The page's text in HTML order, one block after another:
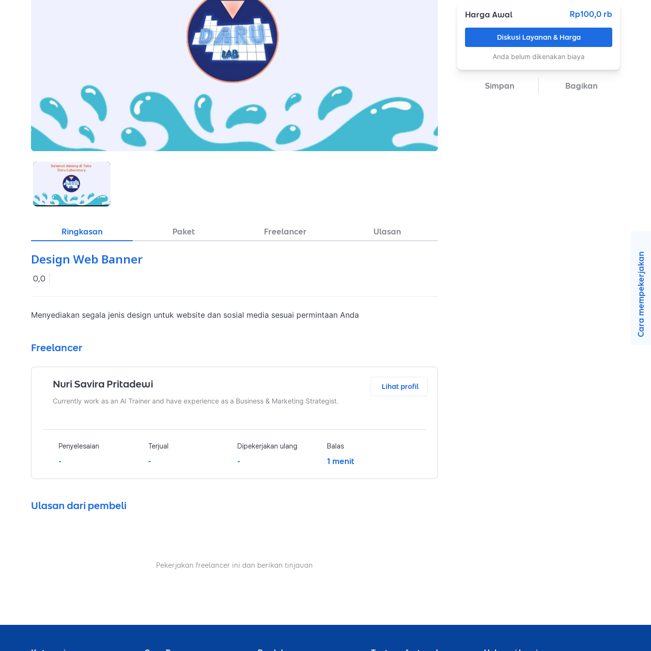
Ringkasan Paket Freelancer Ulasan
Design Web Banner
0,0
Menyediakan segala jenis design untuk website dan sosial media sesuai permintaan Anda
Freelancer
Nuri Savira Pritadewi
Currently work as an AI Trainer and have experience as a Business & Marketing Strategist.
Lihat profil
Penyelesaian
-
Terjual
-
Dipekerjakan ulang
-
Balas
1 menit
Ulasan dari pembeli
Pekerjakan freelancer ini dan berikan tinjauan
Harga Awal Rp100,0 rb
Diskusi Layanan & Harga
Anda belum dikenakan biaya
Simpan Bagikan
Cara mempekerjakan